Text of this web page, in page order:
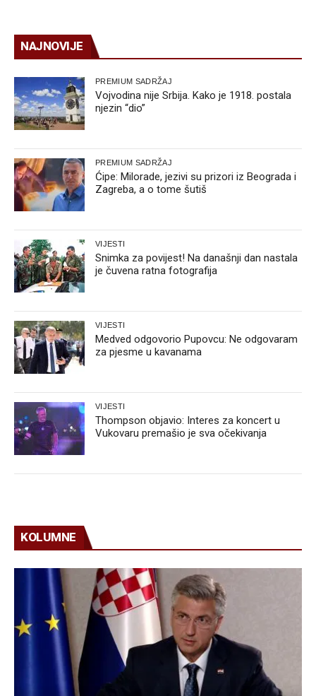
NAJNOVIJE
PREMIUM SADRŽAJ
Vojvodina nije Srbija. Kako je 1918. postala
njezin “dio”
PREMIUM SADRŽAJ
Ćipe: Milorade, jezivi su prizori iz Beograda i
Zagreba, a o tome šutiš
VIJESTI
Snimka za povijest! Na današnji dan nastala
je čuvena ratna fotografija
VIJESTI
Medved odgovorio Pupovcu: Ne odgovaram
za pjesme u kavanama
VIJESTI
Thompson objavio: Interes za koncert u
Vukovaru premašio je sva očekivanja
KOLUMNE